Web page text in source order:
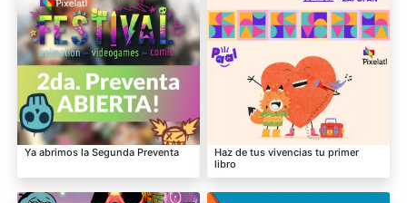
Ya abrimos la Segunda Preventa
Haz de tus vivencias tu primer
libro